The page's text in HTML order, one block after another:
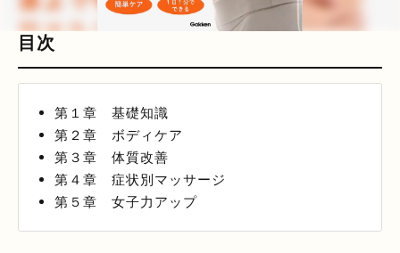
目次
第１章 基礎知識
第２章 ボディケア
第３章 体質改善
第４章 症状別マッサージ
第５章 女子力アップ